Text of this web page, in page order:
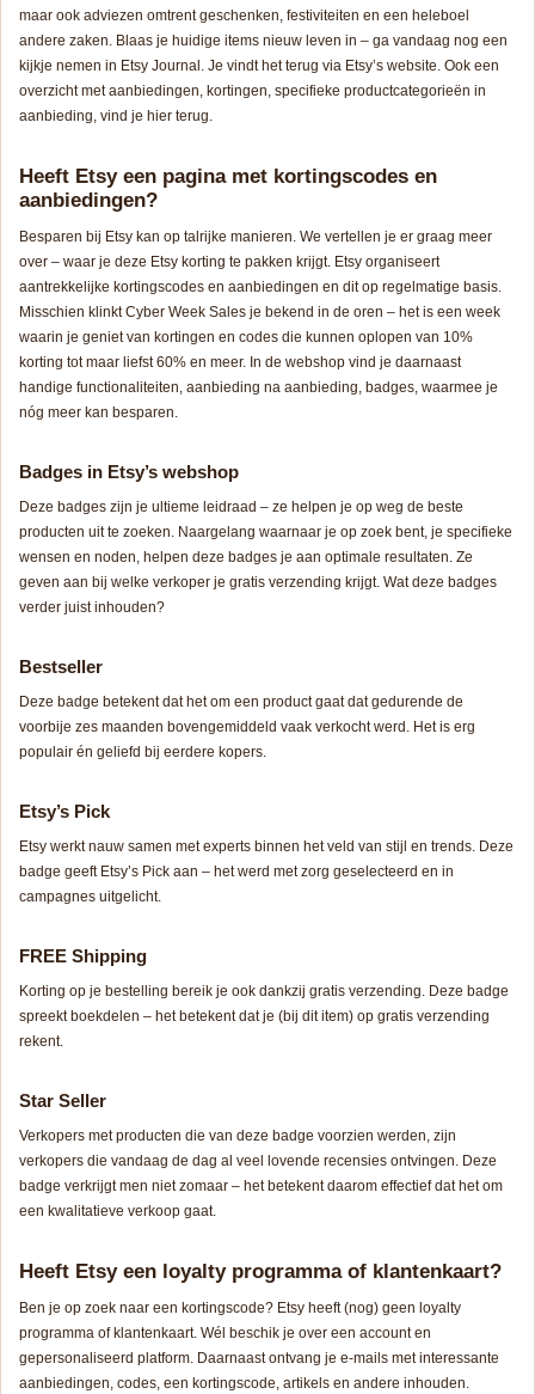
maar ook adviezen omtrent geschenken, festiviteiten en een heleboel
andere zaken. Blaas je huidige items nieuw leven in – ga vandaag nog een
kijkje nemen in Etsy Journal. Je vindt het terug via Etsy’s website. Ook een
overzicht met aanbiedingen, kortingen, specifieke productcategorieën in
aanbieding, vind je hier terug.
Heeft Etsy een pagina met kortingscodes en
aanbiedingen?
Besparen bij Etsy kan op talrijke manieren. We vertellen je er graag meer
over – waar je deze Etsy korting te pakken krijgt. Etsy organiseert
aantrekkelijke kortingscodes en aanbiedingen en dit op regelmatige basis.
Misschien klinktCyber Week Sales je bekend in de oren – het is een week
waarin je geniet van kortingen en codes die kunnen oplopen van 10%
korting tot maar liefst 60% en meer. In de webshop vind je daarnaast
handige functionaliteiten, aanbieding na aanbieding, badges, waarmee je
nóg meer kan besparen.
Badges in Etsy’s webshop
Deze badges zijn je ultieme leidraad – ze helpen je op weg de beste
producten uit te zoeken. Naargelang waarnaar je op zoek bent, je specifieke
wensen en noden, helpen deze badges je aan optimale resultaten. Ze
geven aan bij welke verkoper je gratis verzending krijgt. Wat deze badges
verder juist inhouden?
Bestseller
Deze badge betekent dat het om een product gaat dat gedurende de
voorbije zes maanden bovengemiddeld vaak verkocht werd. Het is erg
populair én geliefd bij eerdere kopers.
Etsy’s Pick
Etsy werkt nauw samen met experts binnen het veld van stijl en trends. Deze
badge geeft Etsy’s Pick aan – het werd met zorg geselecteerd en in
campagnes uitgelicht.
FREE Shipping
Korting op je bestelling bereik je ook dankzij gratis verzending. Deze badge
spreekt boekdelen – het betekent dat je (bij dit item) op gratis verzending
rekent.
Star Seller
Verkopers met producten die van deze badge voorzien werden, zijn
verkopers die vandaag de dag al veel lovende recensies ontvingen. Deze
badge verkrijgt men niet zomaar – het betekent daarom effectief dat het om
een kwalitatieve verkoop gaat.
Heeft Etsy een loyalty programma of klantenkaart?
Ben je op zoek naar een kortingscode? Etsy heeft (nog) geen loyalty
programma of klantenkaart. Wél beschik je over een account en
gepersonaliseerd platform. Daarnaast ontvang je e-mails met interessante
aanbiedingen, codes, een kortingscode, artikels en andere inhouden.